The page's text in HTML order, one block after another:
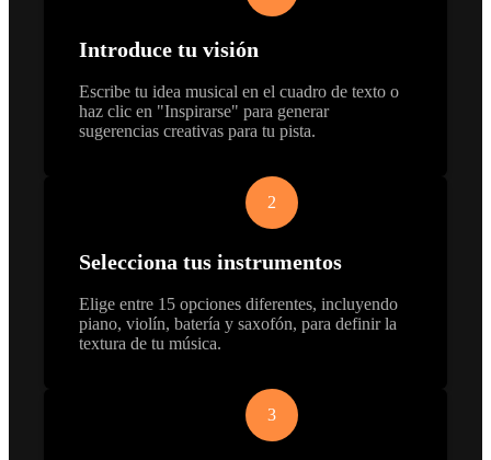
Introduce tu visión
Escribe tu idea musical en el cuadro de texto o
haz clic en "Inspirarse" para generar
sugerencias creativas para tu pista.
2
Selecciona tus instrumentos
Elige entre 15 opciones diferentes, incluyendo
piano, violín, batería y saxofón, para definir la
textura de tu música.
3